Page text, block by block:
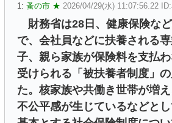
1: 蚤の市 ★ 2026/04/29(水) 11:07:56.22
財務省は28日、健康保険な
で、会社員などに扶養される
子、親ら家族が保険料を支払
受けられる「被扶養者制度」
た。核家族や共働き世帯が増
不公平感が生じているなどと